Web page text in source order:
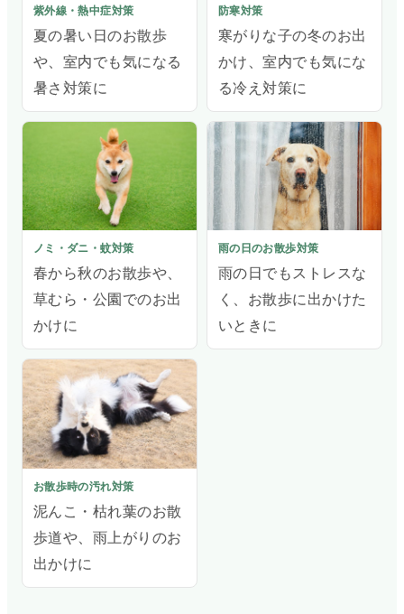
紫外線・熱中症対策
夏の暑い日のお散歩
や、室内でも気になる
暑さ対策に
防寒対策
寒がりな子の冬のお出
かけ、室内でも気にな
る冷え対策に
ノミ・ダニ・蚊対策
春から秋のお散歩や、
草むら・公園でのお出
かけに
雨の日のお散歩対策
雨の日でもストレスな
く、お散歩に出かけた
いときに
お散歩時の汚れ対策
泥んこ・枯れ葉のお散
歩道や、雨上がりのお
出かけに